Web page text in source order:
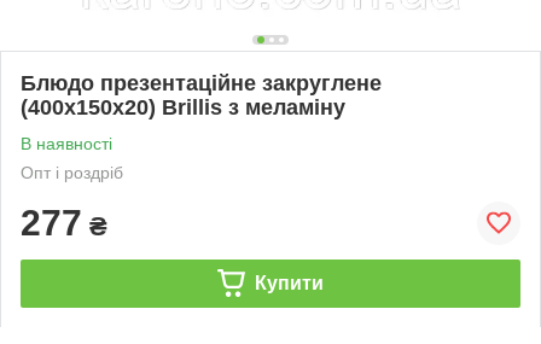
Блюдо презентаційне закруглене
(400х150х20) Brillis з меламіну
В наявності
Опт і роздріб
277 ₴
Купити